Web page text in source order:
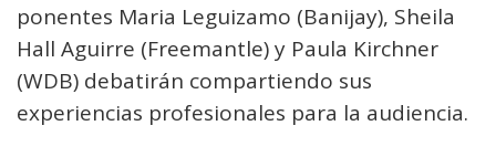
ponentes Maria Leguizamo (Banijay), Sheila
Hall Aguirre (Freemantle) y Paula Kirchner
(WDB) debatirán compartiendo sus
experiencias profesionales para la audiencia.